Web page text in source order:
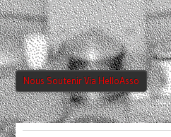
Nous Soutenir Via HelloAsso